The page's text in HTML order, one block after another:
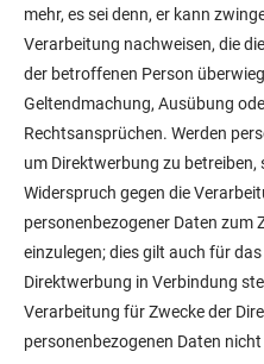
mehr, es sei denn, er kann
Verarbeitung nachweisen, die
der betroffenen Person
Geltendmachung, Ausübung
Rechtsansprüchen. Werden
um Direktwerbung zu betreiben,
Widerspruch gegen die
personenbezogener Daten zum
einzulegen; dies gilt auch für
Direktwerbung in Verbindung
Verarbeitung für Zwecke der
personenbezogenen Daten